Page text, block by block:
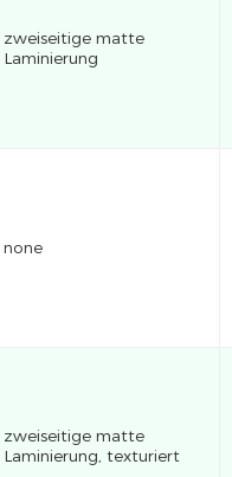
zweiseitige matte
Laminierung
none
zweiseitige matte
Laminierung, texturiert